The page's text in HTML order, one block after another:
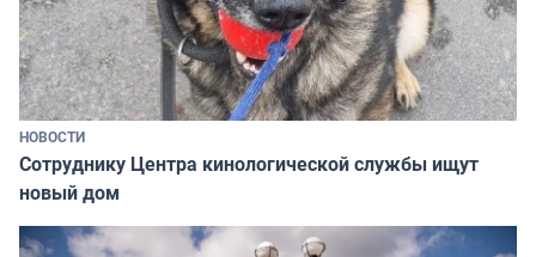
НОВОСТИ
Сотруднику Центра кинологической службы ищут
новый дом